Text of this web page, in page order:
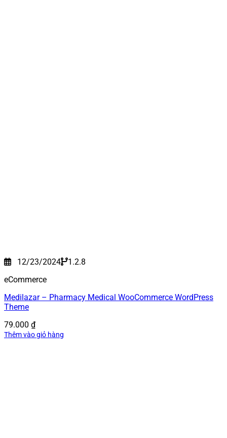
12/23/2024
1.2.8
eCommerce
Medilazar – Pharmacy Medical WooCommerce WordPress
Theme
79.000 ₫
Thêm vào giỏ hàng